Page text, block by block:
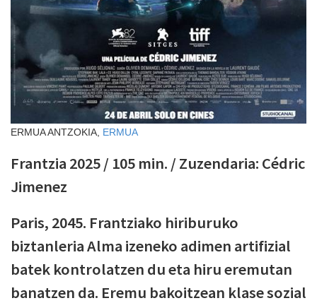
ERMUA ANTZOKIA, ERMUA
Frantzia 2025 / 105 min. / Zuzendaria: Cédric
Jimenez
Paris, 2045. Frantziako hiriburuko
biztanleria Alma izeneko adimen artifizial
batek kontrolatzen du eta hiru eremutan
banatzen da. Eremu bakoitzean klase sozial